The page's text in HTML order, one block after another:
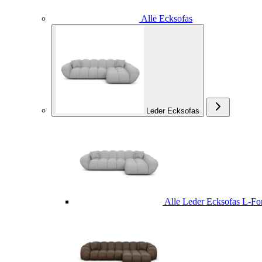
Alle Ecksofas
Leder Ecksofas
Alle Leder Ecksofas L-